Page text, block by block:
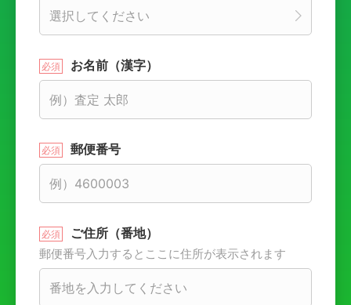
お名前（漢字）
郵便番号
ご住所（番地）
郵便番号入力するとここに住所が表示されます